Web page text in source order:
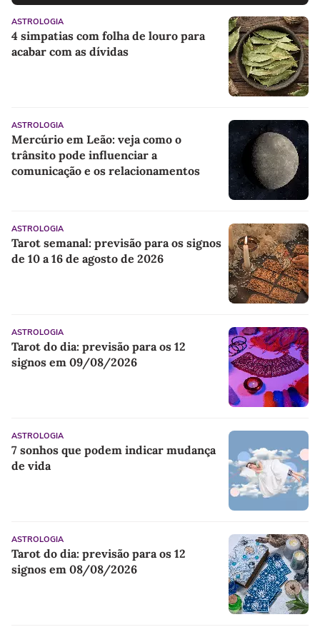
ASTROLOGIA
4 simpatias com folha de louro para
acabar com as dívidas
ASTROLOGIA
Mercúrio em Leão: veja como o
trânsito pode influenciar a
comunicação e os relacionamentos
ASTROLOGIA
Tarot semanal: previsão para os signos
de 10 a 16 de agosto de 2026
ASTROLOGIA
Tarot do dia: previsão para os 12
signos em 09/08/2026
ASTROLOGIA
7 sonhos que podem indicar mudança
de vida
ASTROLOGIA
Tarot do dia: previsão para os 12
signos em 08/08/2026